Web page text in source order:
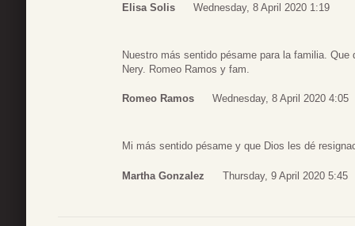
Elisa Solis Wednesday, 8 April 2020 1:19
Nuestro más sentido pésame para la familia.
Nery. Romeo Ramos y fam.
Romeo Ramos Wednesday, 8 April 2020 4:05
Mi más sentido pésame y que Dios les dé
Martha Gonzalez Thursday, 9 April 2020 5:45